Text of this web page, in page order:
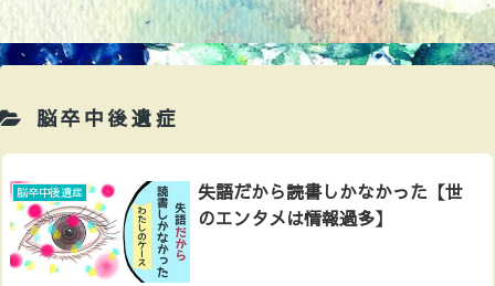
脳卒中後遺症
脳卒中後遺症
失語だから読書しかなかった【世
のエンタメは情報過多】